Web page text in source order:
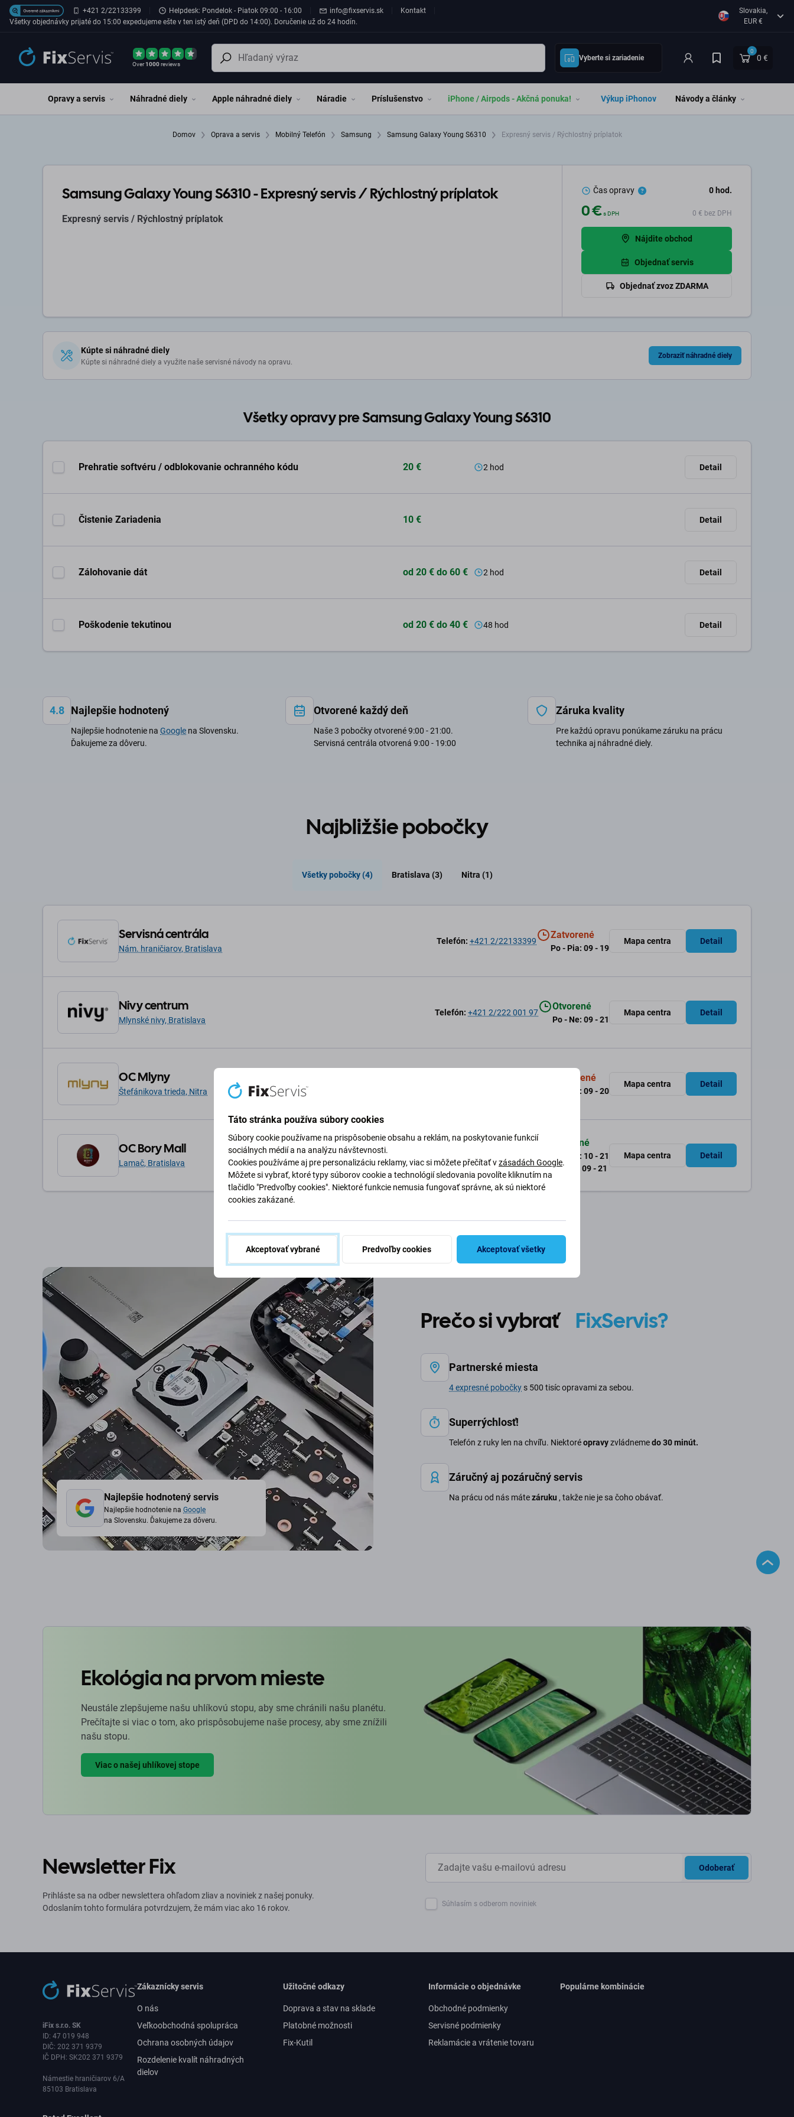
Preskočiť na hlavný obsah+421 2/22133399 Helpdesk: Pondelok - Piatok 09:00 - 16:00 info@fixservis.sk
Kontakt
Všetky objednávky prijaté do 15:00 expedujeme ešte v ten istý deň (DPD do 14:00). Doručenie už do 24 hodín.
Slovakia,
EUR €
Over1000reviews
Vyberte si zariadenie
0
0 €
Opravy a servis Náhradné diely Apple náhradné diely Náradie Príslušenstvo iPhone / Airpods - Akčná ponuka! Výkup iPhonov Návody a články
Domov Oprava a servis Mobilný Telefón Samsung Samsung Galaxy Young S6310 Expresný servis / Rýchlostný príplatok
Samsung Galaxy Young S6310 - Expresný servis / Rýchlostný príplatok
Expresný servis / Rýchlostný príplatok
Čas opravy 0 hod.
0 €s DPH 0 € bez DPH
Nájdite obchod
Objednať servis
Objednať zvoz ZDARMA
Kúpte si náhradné diely
Kúpte si náhradné diely a využite naše servisné návody na opravu.
Zobraziť náhradné diely
Všetky opravy pre Samsung Galaxy Young S6310
Prehratie softvéru / odblokovanie ochranného kódu 20 € 2 hod Detail
Čistenie Zariadenia 10 € Detail
Zálohovanie dát od 20 € do 60 € 2 hod Detail
Poškodenie tekutinou od 20 € do 40 € 48 hod Detail
4.8 Najlepšie hodnotený
Najlepšie hodnotenie na Google na Slovensku.
Ďakujeme za dôveru.
Otvorené každý deň
Naše 3 pobočky otvorené 9:00 - 21:00.
Servisná centrála otvorená 9:00 - 19:00
Záruka kvality
Pre každú opravu ponúkame záruku na prácu
technika aj náhradné diely.
Najbližšie pobočky
Všetky pobočky (4) Bratislava (3) Nitra (1)
Servisná centrála
Nám. hraničiarov, Bratislava
Telefón: +421 2/22133399
Zatvorené
Po - Pia: 09 - 19
Mapa centra Detail
Nivy centrum
Mlynské nivy, Bratislava
Telefón: +421 2/222 001 97
Otvorené
Po - Ne: 09 - 21
Mapa centra Detail
OC Mlyny
Štefánikova trieda, Nitra
Zatvorené
Po - Ne: 09 - 20
Mapa centra Detail
OC Bory Mall
Lamač, Bratislava
Otvorené
Po - Pia: 10 - 21
So - Ne: 09 - 21
Mapa centra Detail
Najlepšie hodnotený servis
Najlepšie hodnotenie na Google
na Slovensku. Ďakujeme za dôveru.
Prečo si vybrať FixServis?
Partnerské miesta
4 expresné pobočky s 500 tisíc opravami za sebou.
Superrýchlosť!
Telefón z ruky len na chvíľu. Niektoréopravyzvládnemedo 30 minút.
Záručný aj pozáručný servis
Na prácu od nás mátezáruku , takže nie je sa čoho obávať.
Ekológia na prvom mieste
Neustále zlepšujeme našu uhlíkovú stopu, aby sme chránili našu planétu.
Prečítajte si viac o tom, ako prispôsobujeme naše procesy, aby sme znížili
našu stopu.
Viac o našej uhlíkovej stope
Newsletter Fix
Prihláste sa na odber newslettera ohľadom zliav a noviniek z našej ponuky.
Odoslaním tohto formulára potvrdzujem, že mám viac ako 16 rokov.
Odoberať
Súhlasím s odberom noviniek
iFix s.r.o. SK
ID: 47 019 948
DIČ: 202 371 9379
IČ DPH: SK202 371 9379
Námestie hraničiarov 6/A
85103 Bratislava
Zákaznícky servis
O nás
Veľkoobchodná spolupráca
Ochrana osobných údajov
Rozdelenie kvalít náhradných
dielov
Užitočné odkazy
Doprava a stav na sklade
Platobné možnosti
Fix-Kutil
Informácie o objednávke
Obchodné podmienky
Servisné podmienky
Reklamácie a vrátenie tovaru
Populárne kombinácie
Táto stránka používa súbory cookies
Súbory cookie používame na prispôsobenie obsahu a reklám, na poskytovanie funkcií
sociálnych médií a na analýzu návštevnosti.
Cookies používáme aj pre personalizáciu reklamy, viac si môžete přečítať vzásadách Google.
Môžete si vybrať, ktoré typy súborov cookie a technológií sledovania povolíte kliknutím na
tlačidlo "Predvoľby cookies". Niektoré funkcie nemusia fungovať správne, ak sú niektoré
cookies zakázané.
Akceptovať vybrané Predvoľby cookies Akceptovať všetky